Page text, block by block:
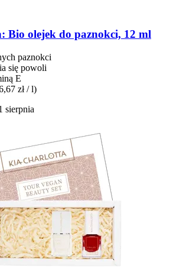
Bio olejek do paznokci, 12 ml
paznokci
się powoli
E
zł / l)
sierpnia